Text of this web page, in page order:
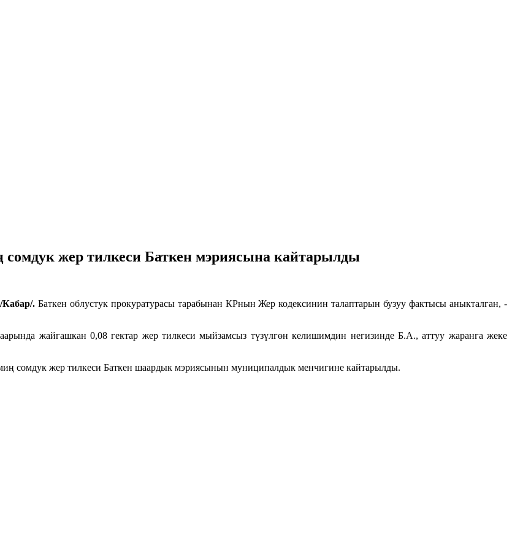
жер тилкеси Баткен мэриясына кайтарылды
Кабар/. Баткен облустук прокуратурасы тарабынан КРнын Жер кодексинин талаптарын бузуу фактысы аныкталган, -
жайгашкан 0,08 гектар жер тилкеси мыйзамсыз түзүлгөн келишимдин негизинде Б.А., аттуу жаранга жеке
сомдук жер тилкеси Баткен шаардык мэриясынын муниципалдык менчигине кайтарылды.